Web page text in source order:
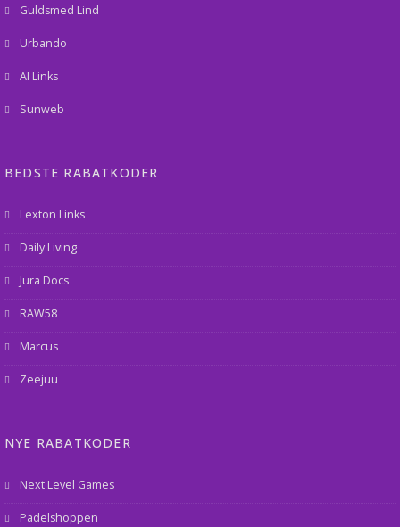
Guldsmed Lind
Urbando
AI Links
Sunweb
BEDSTE RABATKODER
Lexton Links
Daily Living
Jura Docs
RAW58
Marcus
Zeejuu
NYE RABATKODER
Next Level Games
Padelshoppen